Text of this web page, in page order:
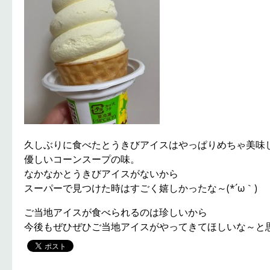
久しぶりに食べたとうきびアイスはやっぱりめちゃ美味
優しいコーンスープの味。
なかなかとうきびアイスがないから
スーパーで見つけた時はすごく嬉しかったな～(*´ω｀)
ご当地アイスが食べられるのは珍しいから
今後もぜひぜひご当地アイスがやってきてほしいな～と